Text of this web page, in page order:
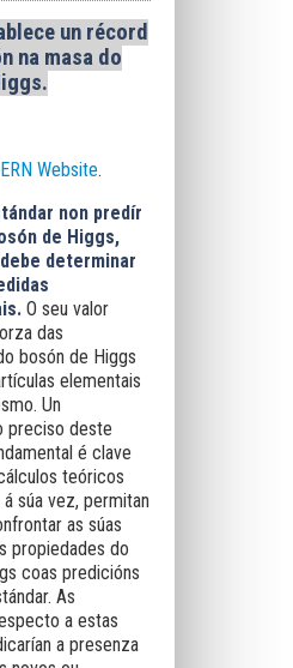
un récord
na masa do
Website.
non predír
de Higgs,
determinar
O seu valor
das
bosón de Higgs
elementais
Un
preciso deste
é clave
teóricos
súa vez, permitan
as súas
propiedades do
coas predicións
As
a estas
a presenza